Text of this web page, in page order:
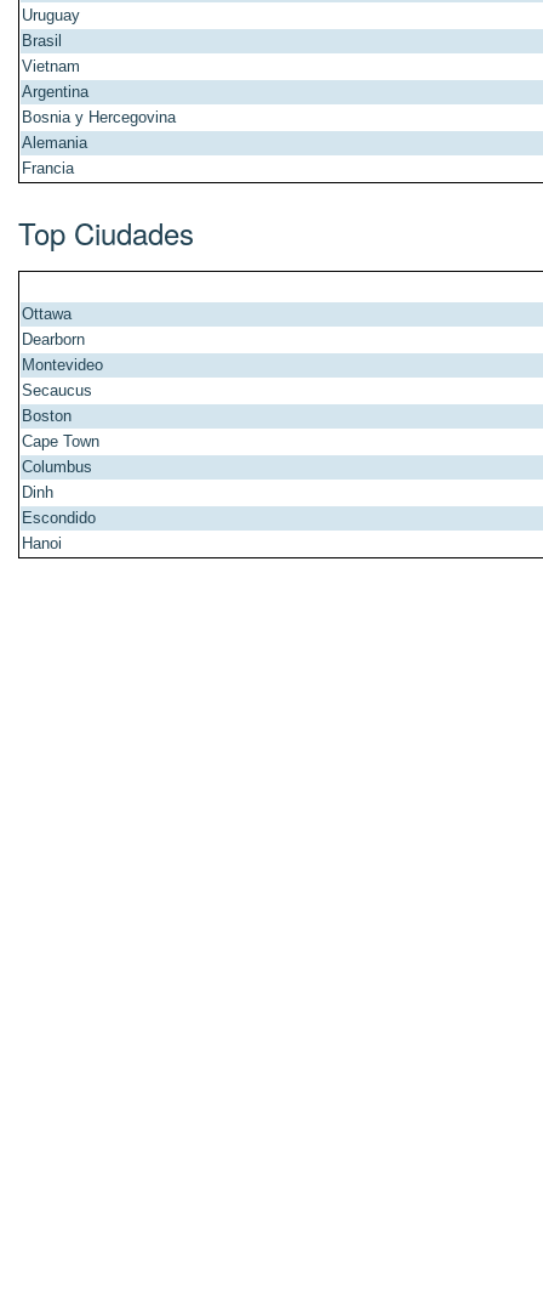
Uruguay
Brasil
Vietnam
Argentina
Bosnia y Hercegovina
Alemania
Francia
Top Ciudades
Ottawa
Dearborn
Montevideo
Secaucus
Boston
Cape Town
Columbus
Dinh
Escondido
Hanoi